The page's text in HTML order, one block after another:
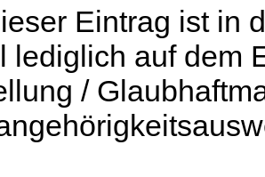
Eintrag ist in
lediglich auf dem
/